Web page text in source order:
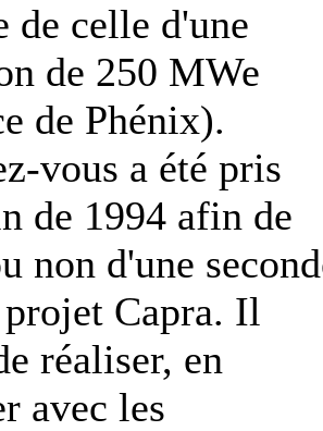
de celle d'une
de 250 MWe
de Phénix).
vous a été pris
de 1994 afin de
non d'une
projet Capra. Il
réaliser, en
avec les